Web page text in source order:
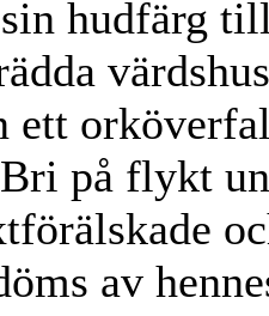
hudfärg
ett
på flykt
av